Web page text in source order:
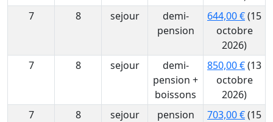
7
8 sejour
demi-
pension
644,00 €(15
octobre
2026)
7
8 sejour
demi-
pension +
boissons
850,00 €(13
octobre
2026)
7
8 sejour
pension
703,00 €(15